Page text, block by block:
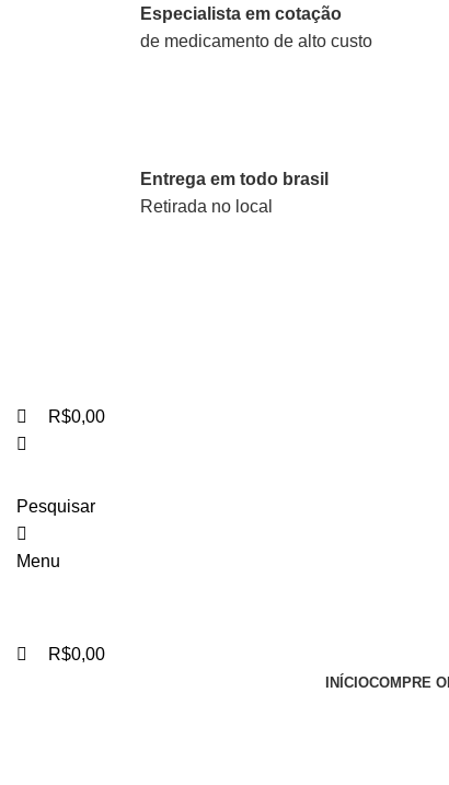
Especialista em cotação
de medicamento de alto custo
Entrega em todo brasil
Retirada no local
R$0,00
Pesquisar
Menu
R$0,00
INÍCIOCOMPRE